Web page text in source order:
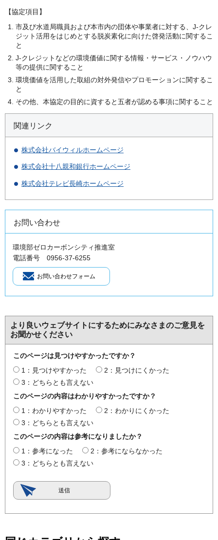
【協定項目】
市及び水道局職員および本市内の団体や事業者に対する、J-クレ
ジット活用をはじめとする脱炭素化に向けた啓発活動に関するこ
と
J-クレジットなどの環境価値に関する情報・サービス・ノウハウ
等の提供に関すること
環境価値を活用した取組の対外発信やプロモーションに関するこ
と
その他、本協定の目的に資すると五者が認める事項に関すること
関連リンク
株式会社バイウィルホームページ
株式会社十八親和銀行ホームページ
株式会社テレビ長崎ホームページ
お問い合わせ
環境部ゼロカーボンシティ推進室
電話番号 0956-37-6255
より良いウェブサイトにするためにみなさまのご意見を
お聞かせください
このページは見つけやすかったですか？
1：見つけやすかった
2：見つけにくかった
3：どちらとも言えない
このページの内容はわかりやすかったですか？
1：わかりやすかった
2：わかりにくかった
3：どちらとも言えない
このページの内容は参考になりましたか？
1：参考になった
2：参考にならなかった
3：どちらとも言えない